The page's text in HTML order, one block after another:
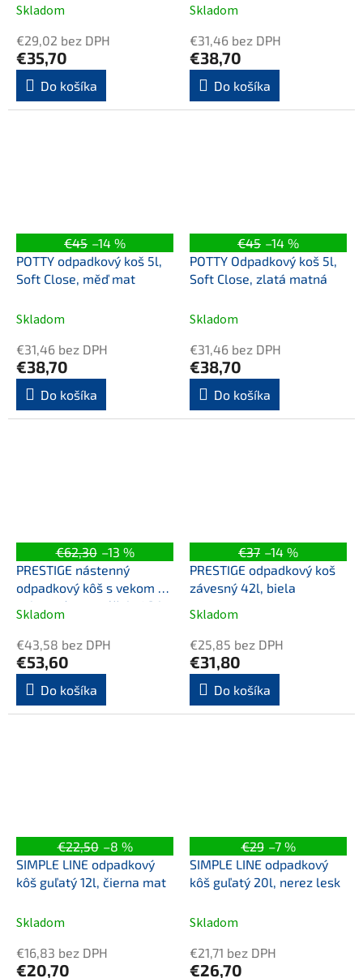
Skladom
€29,02 bez DPH
€35,70
Do košíka
Skladom
€31,46 bez DPH
€38,70
Do košíka
€45 –14 %
POTTY odpadkový koš 5l,
Soft Close, měď mat
Skladom
€31,46 bez DPH
€38,70
Do košíka
€45 –14 %
POTTY Odpadkový koš 5l,
Soft Close, zlatá matná
Skladom
€31,46 bez DPH
€38,70
Do košíka
€62,30 –13 %
PRESTIGE nástenný
odpadkový kôš s vekom a
uchytením na sáčok, 42 l,
biela
Priemerné
hodnotenie
produktu
je
5,0
z
Skladom
€43,58 bez DPH
€53,60
Do košíka
€37 –14 %
PRESTIGE odpadkový koš
závesný 42l, biela
Priemerné
hodnotenie
produktu
je
5,0
z
Skladom
€25,85 bez DPH
€31,80
Do košíka
€22,50 –8 %
SIMPLE LINE odpadkový
kôš guľatý 12l, čierna mat
Skladom
€16,83 bez DPH
€20,70
€29 –7 %
SIMPLE LINE odpadkový
kôš guľatý 20l, nerez lesk
Skladom
€21,71 bez DPH
€26,70